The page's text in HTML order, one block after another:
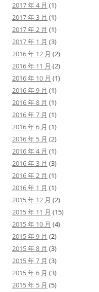
2017 年 4 月 (1)
2017 年 3 月 (1)
2017 年 2 月 (1)
2017 年 1 月 (3)
2016 年 12 月 (2)
2016 年 11 月 (2)
2016 年 10 月 (1)
2016 年 9 月 (1)
2016 年 8 月 (1)
2016 年 7 月 (1)
2016 年 6 月 (1)
2016 年 5 月 (2)
2016 年 4 月 (1)
2016 年 3 月 (3)
2016 年 2 月 (1)
2016 年 1 月 (1)
2015 年 12 月 (2)
2015 年 11 月 (15)
2015 年 10 月 (4)
2015 年 9 月 (2)
2015 年 8 月 (3)
2015 年 7 月 (3)
2015 年 6 月 (3)
2015 年 5 月 (5)